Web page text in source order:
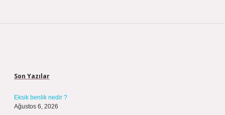
Son Yazılar
Eksik benlik nedir ?
Ağustos 6, 2026